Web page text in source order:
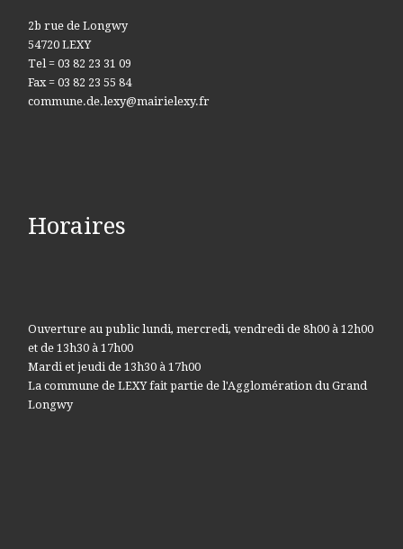
2b rue de Longwy
54720 LEXY
Tel = 03 82 23 31 09
Fax = 03 82 23 55 84
commune.de.lexy@mairielexy.fr
Horaires
Ouverture au public lundi, mercredi, vendredi de 8h00 à 12h00
et de 13h30 à 17h00
Mardi et jeudi de 13h30 à 17h00
La commune de LEXY fait partie de l'Agglomération du Grand
Longwy